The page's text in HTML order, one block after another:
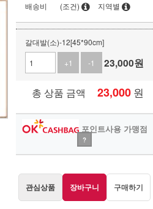
배송비
(조건) 지역별
갈대발(소)-12[45*90cm]
+1
-1 23,000원
총 상품 금액 23,000 원
포인트사용 가맹점
?
관심상품 장바구니 구매하기